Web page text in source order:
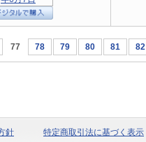
77 78 79 80 81 82
針 特定商取引法に基づく表示